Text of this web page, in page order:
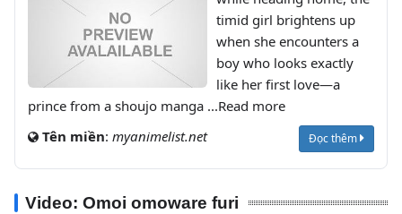
timid girl brightens up
when she encounters a
boy who looks exactly
like her first love—a
prince from a shoujo manga ...Read more
Tên miền: myanimelist.net Đọc thêm
Video: Omoi omoware furi